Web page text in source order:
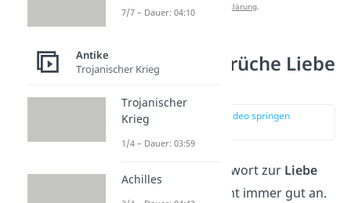
Datenschutzerklärung.
Lateinische Sprüche Liebe
zur Stelle im Video springen
Ein lateinisches Sprichwort zur Liebe
kommt immer gut an.
7/7 – Dauer: 04:10
Antike
Trojanischer Krieg
Trojanischer
Krieg
1/4 – Dauer: 03:59
Achilles